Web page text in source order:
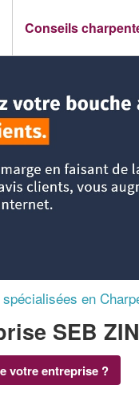
Conseils
en
SEB
votre entreprise ?